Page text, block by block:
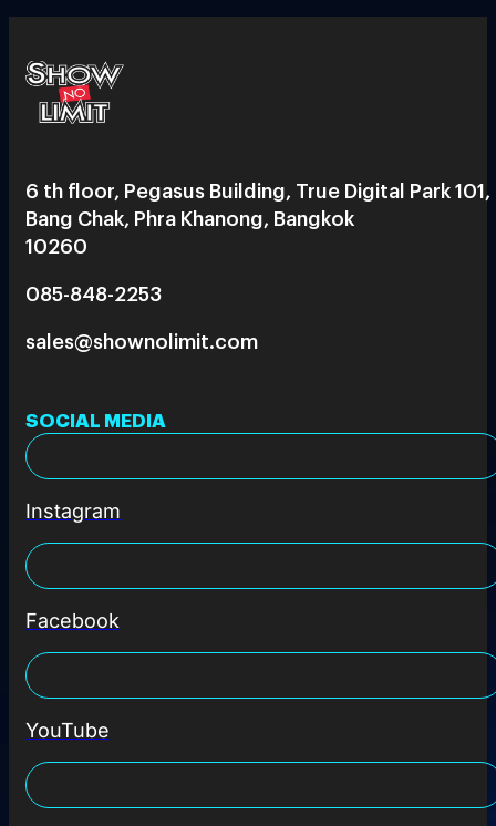
6 th floor, Pegasus Building, True Digital Park 101,
Bang Chak, Phra Khanong, Bangkok
10260
085-848-2253
sales@shownolimit.com
SOCIAL MEDIA
Instagram
Facebook
YouTube